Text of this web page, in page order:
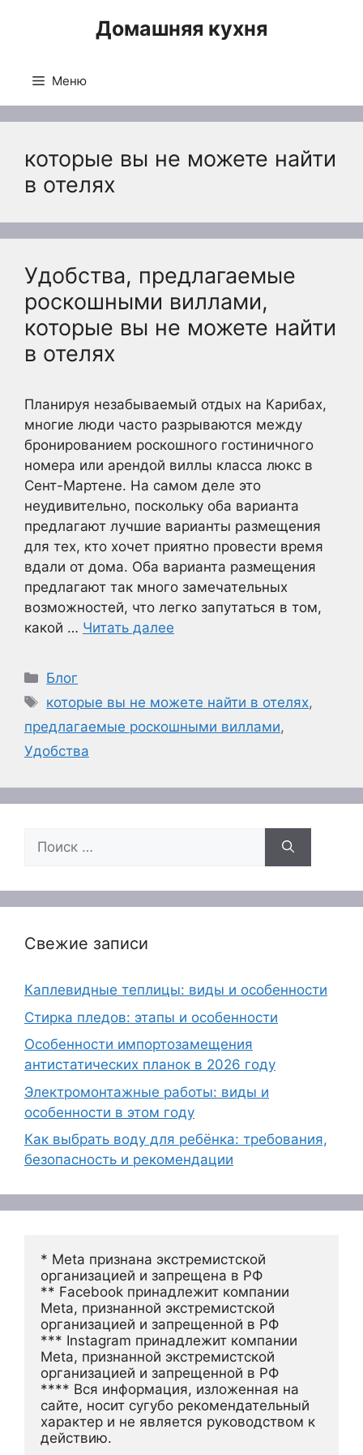
Домашняя кухня
Меню
которые вы не можете найти
в отелях
Удобства, предлагаемые
роскошными виллами,
которые вы не можете найти
в отелях
Планируя незабываемый отдых на Карибах,
многие люди часто разрываются между
бронированием роскошного гостиничного
номера или арендой виллы класса люкс в
Сент-Мартене. На самом деле это
неудивительно, поскольку оба варианта
предлагают лучшие варианты размещения
для тех, кто хочет приятно провести время
вдали от дома. Оба варианта размещения
предлагают так много замечательных
возможностей, что легко запутаться в том,
какой … Читать далее
Рубрики
Блог
Метки
которые вы не можете найти в отелях,
предлагаемые роскошными виллами,
Удобства
Поиск:
Свежие записи
Каплевидные теплицы: виды и особенности
Стирка пледов: этапы и особенности
Особенности импортозамещения
антистатических планок в 2026 году
Электромонтажные работы: виды и
особенности в этом году
Как выбрать воду для ребёнка: требования,
безопасность и рекомендации
* Meta признана экстремистской
организацией и запрещена в РФ
** Facebook принадлежит компании
Meta, признанной экстремистской
организацией и запрещенной в РФ
*** Instagram принадлежит компании
Meta, признанной экстремистской
организацией и запрещенной в РФ
**** Вся информация, изложенная на
сайте, носит сугубо рекомендательный
характер и не является руководством к
действию.